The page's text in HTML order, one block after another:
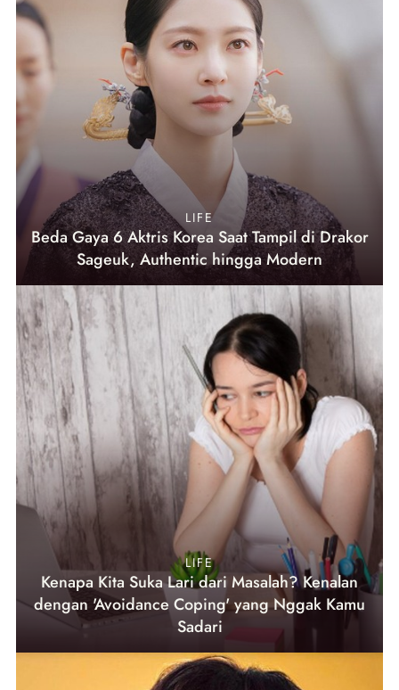
LIFE
Beda Gaya 6 Aktris Korea Saat Tampil di Drakor
Sageuk, Authentic hingga Modern
LIFE
Kenapa Kita Suka Lari dari Masalah? Kenalan
dengan 'Avoidance Coping' yang Nggak Kamu
Sadari